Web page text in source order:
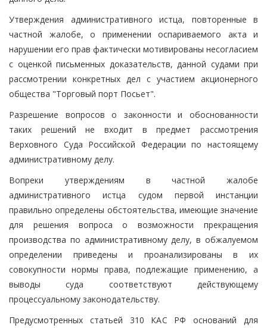
Утверждения административного истца, повторенные в
частной жалобе, о применении оспариваемого акта и
нарушении его прав фактически мотивированы несогласием
с оценкой письменных доказательств, данной судами при
рассмотрении конкретных дел с участием акционерного
общества "Торговый порт Посьет".
Разрешение вопросов о законности и обоснованности
таких решений не входит в предмет рассмотрения
Верховного Суда Российской Федерации по настоящему
административному делу.
Вопреки утверждениям в частной жалобе
административного истца судом первой инстанции
правильно определены обстоятельства, имеющие значение
для решения вопроса о возможности прекращения
производства по административному делу, в обжалуемом
определении приведены и проанализированы в их
совокупности нормы права, подлежащие применению, а
выводы суда соответствуют действующему
процессуальному законодательству.
Предусмотренных статьей 310 КАС РФ оснований для